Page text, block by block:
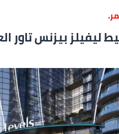
بيزنس تاور